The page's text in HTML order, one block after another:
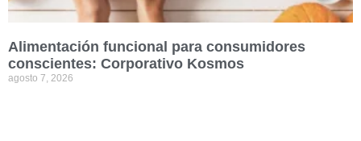
Alimentación funcional para consumidores
conscientes: Corporativo Kosmos
agosto 7, 2026